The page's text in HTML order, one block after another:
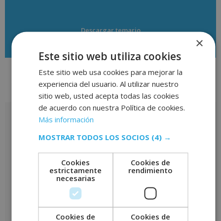
Descargar temario
Valoraciones (0)
Valoraciones
No hay valoraciones aún.
Sé el primero en valorar “Máster en Captación, Prospección e
Intermediación Inmobiliaria – CON ESTANCIAS FORMATIVAS
GARANTIZADAS –”
Tu puntuación*
Tu valoración*
×
Este sitio web utiliza cookies
Este sitio web usa cookies para mejorar la
experiencia del usuario. Al utilizar nuestro
sitio web, usted acepta todas las cookies
de acuerdo con nuestra Política de cookies.
Más información
MOSTRAR TODOS LOS SOCIOS (4) →
Cookies
estrictamente
necesarias
Cookies de
rendimiento
Cookies de
Cookies de